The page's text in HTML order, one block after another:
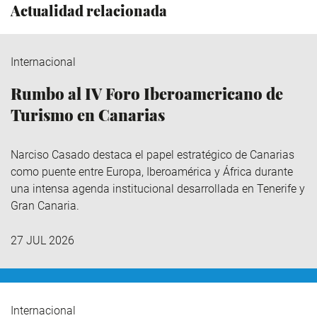
Actualidad relacionada
Internacional
Rumbo al IV Foro Iberoamericano de
Turismo en Canarias
Narciso Casado destaca el papel estratégico de Canarias
como puente entre Europa, Iberoamérica y África durante
una intensa agenda institucional desarrollada en Tenerife y
Gran Canaria.
27 JUL 2026
Internacional